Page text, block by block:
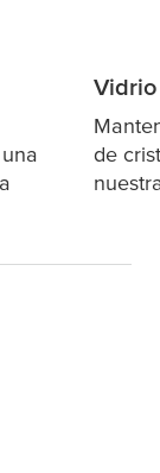
Vidrio
de